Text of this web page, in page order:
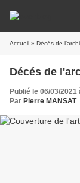
Accueil » Décés de
Décés de
Publié le 06/03/2021
Par Pierre MANSAT